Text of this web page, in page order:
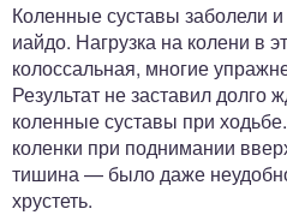
Коленные суставы заболели и
иайдо. Нагрузка на колени в
колоссальная, многие
Результат не заставил долго
коленные суставы при
коленки при поднимании
тишина — было даже
хрустеть.